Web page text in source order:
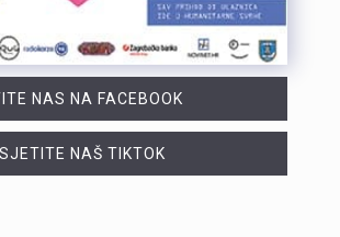
NAS NA FACEBOOK
NAŠ TIKTOK